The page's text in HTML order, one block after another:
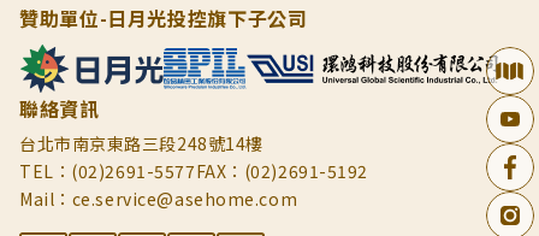
贊助單位-日月光投控旗下子公司
聯絡資訊
台北市南京東路三段248號14樓
TEL：(02)2691-5577FAX：(02)2691-5192
Mail：ce.service@asehome.com